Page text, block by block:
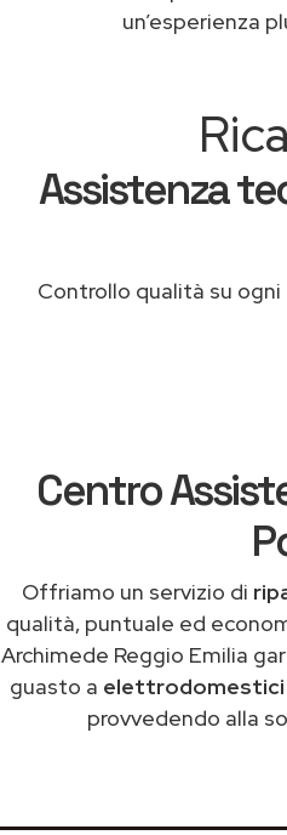
un’esperienza
Assistenza
Controllo qualità su
Centro
Offriamo un servizio di
qualità, puntuale ed
Archimede Reggio Emilia
guasto a elettrodomestici
provvedendo alla